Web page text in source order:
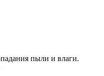
пыли и влаги.